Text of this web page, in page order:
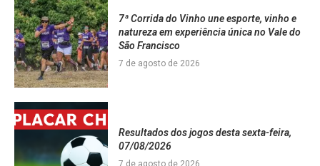
7ª Corrida do Vinho une esporte, vinho e
natureza em experiência única no Vale do
São Francisco
7 de agosto de 2026
Resultados dos jogos desta sexta-feira,
07/08/2026